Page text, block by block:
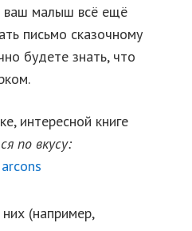
ваш малыш всё ещё
письмо сказочному
будете знать, что
интересной книге
по вкусу:
(например,